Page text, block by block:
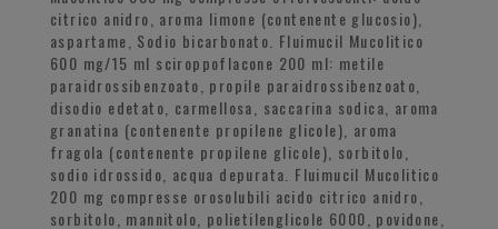
citrico anidro, aroma limone (contenente glucosio),
aspartame, Sodio bicarbonato. Fluimucil Mucolitico
600 mg/15 ml sciroppoflacone 200 ml: metile
paraidrossibenzoato, propile paraidrossibenzoato,
disodio edetato, carmellosa, saccarina sodica, aroma
granatina (contenente propilene glicole), aroma
fragola (contenente propilene glicole), sorbitolo,
sodio idrossido, acqua depurata. Fluimucil Mucolitico
200 mg compresse orosolubili acido citrico anidro,
sorbitolo, mannitolo, polietilenglicole 6000, povidone,